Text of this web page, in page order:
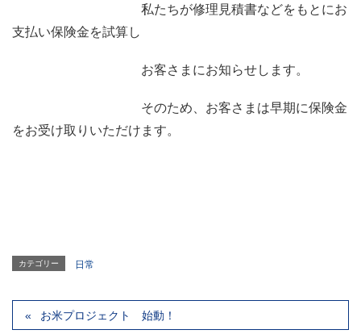
私たちが修理見積書などをもとにお
支払い保険金を試算し
お客さまにお知らせします。
そのため、お客さまは早期に保険金
をお受け取りいただけます。
カテゴリー 日常
お米プロジェクト 始動！